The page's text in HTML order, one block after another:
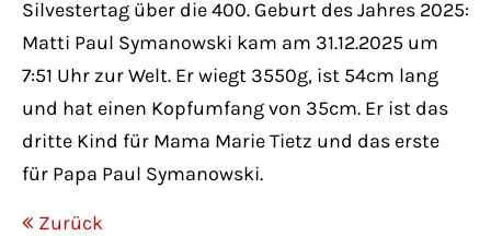
Silvestertag über die 400. Geburt des Jahres 2025:
Matti Paul Symanowski kam am 31.12.2025 um
7:51 Uhr zur Welt. Er wiegt 3550g, ist 54cm lang
und hat einen Kopfumfang von 35cm. Er ist das
dritte Kind für Mama Marie Tietz und das erste
für Papa Paul Symanowski.
Zurück